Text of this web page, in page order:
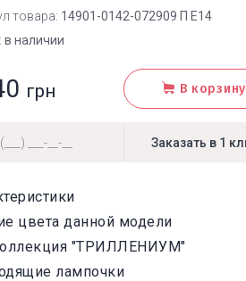
товара: 14901-0142-072909 П Е14
в наличии
грн В корзину
цвета данной модели
"ТРИЛЛЕНИУМ"
лампочки